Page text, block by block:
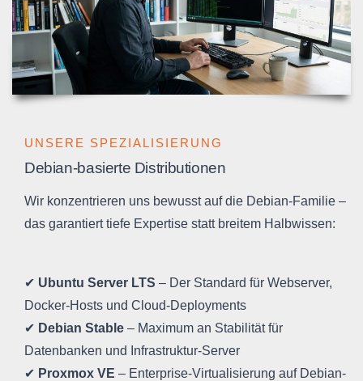
UNSERE SPEZIALISIERUNG
Debian-basierte Distributionen
Wir konzentrieren uns bewusst auf die Debian-Familie –
das garantiert tiefe Expertise statt breitem Halbwissen:
✔ Ubuntu Server LTS – Der Standard für Webserver,
Docker-Hosts und Cloud-Deployments
✔ Debian Stable – Maximum an Stabilität für
Datenbanken und Infrastruktur-Server
✔ Proxmox VE – Enterprise-Virtualisierung auf Debian-